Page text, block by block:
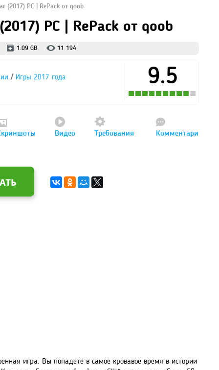
(2017) PC | RePack от qoob
PC | RePack от qoob
1.09 GB 11 194
/ Игры 2017 года 9.5
Видео Требования Комментари
игра. Вы попадете в самое кровавое время в истории